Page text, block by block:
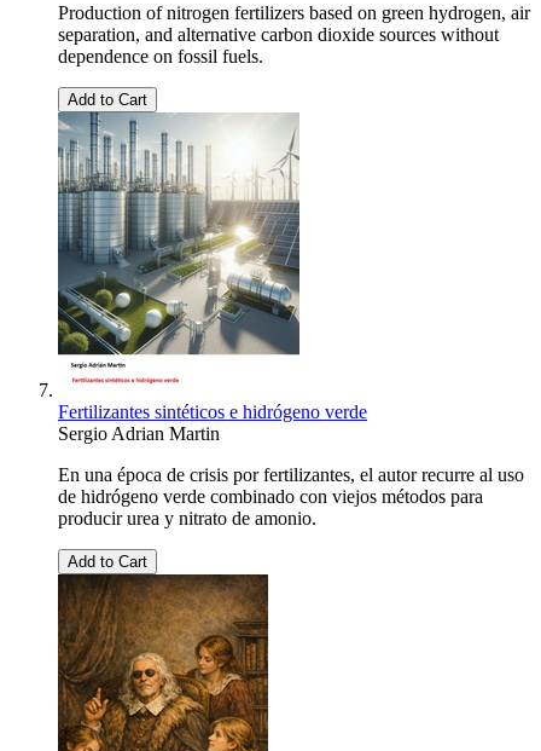
Production of nitrogen fertilizers based on green hydrogen, air
separation, and alternative carbon dioxide sources without
dependence on fossil fuels.
Add to Cart
Fertilizantes sintéticos e hidrógeno verde
Sergio Adrian Martin
En una época de crisis por fertilizantes, el autor recurre al uso
de hidrógeno verde combinado con viejos métodos para
producir urea y nitrato de amonio.
Add to Cart